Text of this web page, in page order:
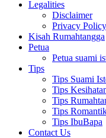
Legalities
Disclaimer
Privacy Policy
Kisah Rumahtangga
Petua
Petua suami
Tips
Tips Suami
Tips
Tips
Tips
Tips IbuBapa
Contact Us